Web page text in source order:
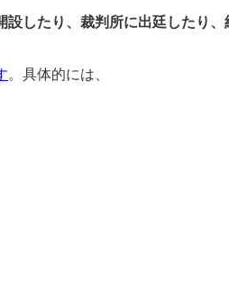
したり、裁判所に出廷したり、
。具体的には、